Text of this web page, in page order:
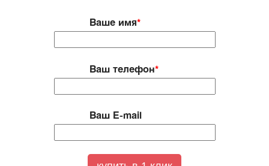
Ваше имя*
Ваш телефон*
Ваш E-mail